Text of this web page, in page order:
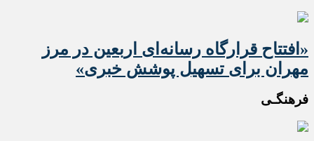
«افتتاح قرارگاه رسانه‌ای اربعین در مرز
مهران برای تسهیل پوشش خبری»
فرهنگـی